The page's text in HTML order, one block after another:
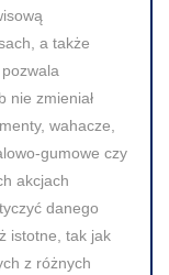
a także
nie zmieniał
wahacze,
gumowe czy
akcjach
danego
istotne, tak jak
z różnych